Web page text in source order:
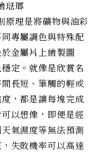
琺瑯
理是將礦物與油彩
專屬調色與特殊配
金屬片上繪製圖
定。就像是欣賞名
長短、筆觸的輕或
，都是讓每塊完成
以想像，即便是經
氣濕度等無法預測
失敗機率可以高達